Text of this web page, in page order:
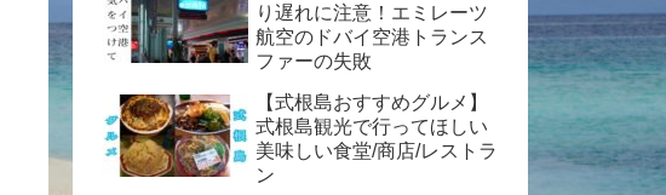
り遅れに注意！エミレーツ
航空のドバイ空港トランス
ファーの失敗
【式根島おすすめグルメ】
式根島観光で行ってほしい
美味しい食堂/商店/レストラ
ン